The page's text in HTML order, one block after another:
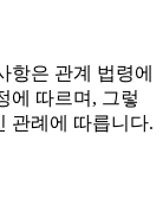
항은 관계 법령에
에 따르며, 그렇
관례에 따릅니다.